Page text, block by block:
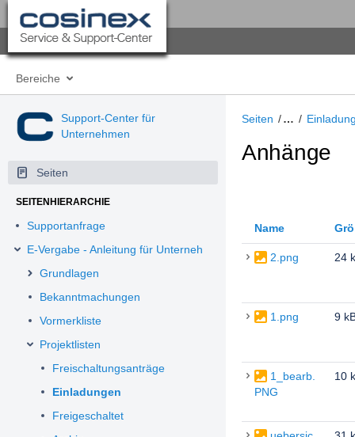
Bereiche
Support-Center für
Unternehmen
Seiten
SEITENHIERARCHIE
Supportanfrage
E-Vergabe - Anleitung für Unternehmen
Grundlagen
Bekanntmachungen
Vormerkliste
Projektlisten
Freischaltungsanträge
Einladungen
Freigeschaltet
Seiten …
Anhänge
Name
2.png 24
1.png 9
1_bearb.
PNG
10